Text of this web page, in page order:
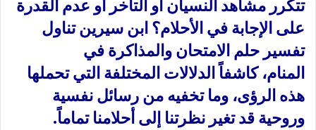
تتكرر مشاهد النسيان أو التأخر أو عدم القدرة
على الإجابة في الأحلام؟ ابن سيرين تناول
تفسير حلم الامتحان والمذاكرة في
المنام،كاشفاً الدلالات المختلفة التي تحملها
هذه الرؤى، وما تخفيه من رسائل نفسية
وروحية قد تغير نظرتنا إلى أحلامنا تماماً.